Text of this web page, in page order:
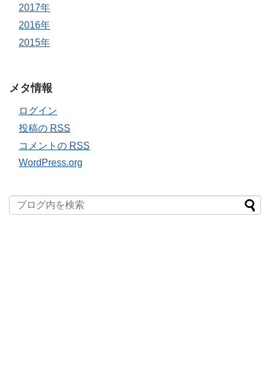
2017年
2016年
2015年
メタ情報
ログイン
投稿の RSS
コメントの RSS
WordPress.org